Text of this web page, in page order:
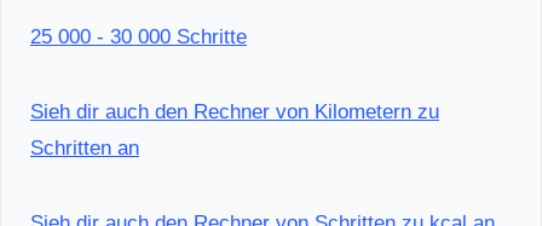
25 000 - 30 000 Schritte
Sieh dir auch den Rechner von Kilometern zu
Schritten an